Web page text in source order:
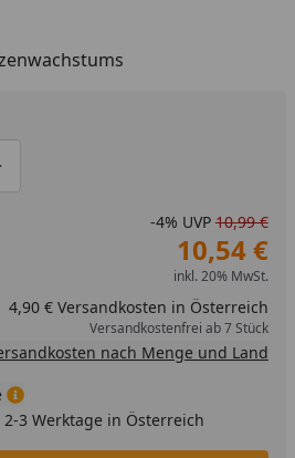
eins verringern
manuell eingeben
um eins erhöhen
-4% UVP 10,99 €
10,54 €
inkl. 20% MwSt.
4,90 € Versandkosten in Österreich
Versandkostenfrei ab 7 Stück
nach Menge und Land
3 Werktage in Österreich